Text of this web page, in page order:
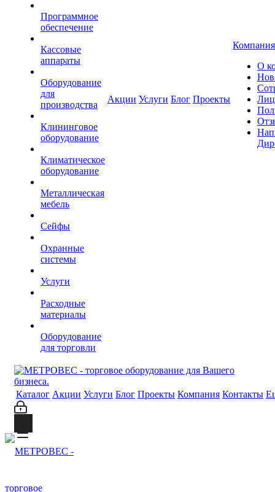
Программное
обеспечение
Кассовые
аппараты
Оборудование
для
производства
Клининговое
оборудование
Климатическое
оборудование
Металлическая
мебель
Сейфы
Охранные
системы
Услуги
Расходные
материалы
Оборудование
для торговли
Акции Услуги Блог Проекты
Компания
О
Каталог Акции Услуги Блог Проекты Компания Контакты